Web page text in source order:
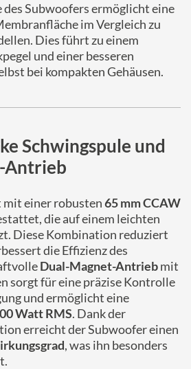
Subwoofers ermöglicht eine
im Vergleich zu
Dies führt zu einem
und einer besseren
bei kompakten Gehäusen.
Schwingspule und
Antrieb
mit einer robusten65 mm CCAW
die auf einem leichten
Diese Kombination reduziert
die Effizienz des
Dual-Magnet-Antriebmit
sorgt für eine präzise Kontrolle
und ermöglicht eine
Watt RMS. Dank der
erreicht der Subwoofer einen
, was ihn besonders